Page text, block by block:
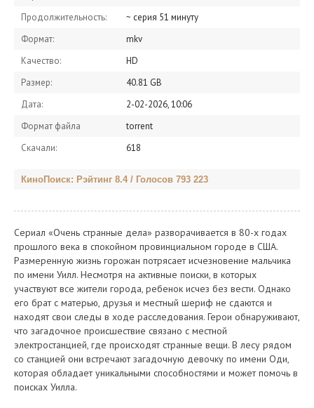
Продолжительность:
~ серия 51 минуту
Формат:
mkv
Качество:
HD
Размер:
40.81 GB
Дата:
2-02-2026, 10:06
Формат файла
torrent
Скачали:
618
КиноПоиск: Рэйтинг 8.4 / Голосов 793 223
Сериал «Очень странные дела» разворачивается в 80-х годах
прошлого века в спокойном провинциальном городе в США.
Размеренную жизнь горожан потрясает исчезновение мальчика
по имени Уилл. Несмотря на активные поиски, в которых
участвуют все жители города, ребенок исчез без вести. Однако
его брат с матерью, друзья и местный шериф не сдаются и
находят свои следы в ходе расследования. Герои обнаруживают,
что загадочное происшествие связано с местной
электростанцией, где происходят странные вещи. В лесу рядом
со станцией они встречают загадочную девочку по имени Оди,
которая обладает уникальными способностями и может помочь в
поисках Уилла.